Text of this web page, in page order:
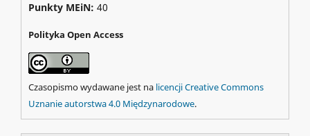
Punkty MEiN: 40
Polityka Open Access
Czasopismo wydawane jest na licencji Creative Commons
Uznanie autorstwa 4.0 Międzynarodowe.